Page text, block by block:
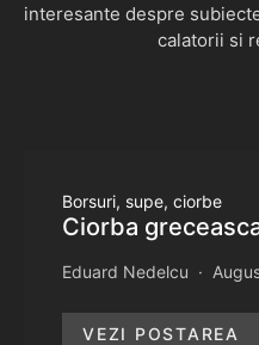
interesante despre
calatorii si
Borsuri, supe, ciorbe
Ciorba
Eduard Nedelcu
VEZI POSTAREA